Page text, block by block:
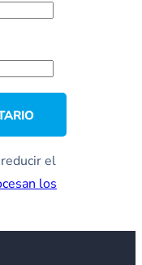
el
los